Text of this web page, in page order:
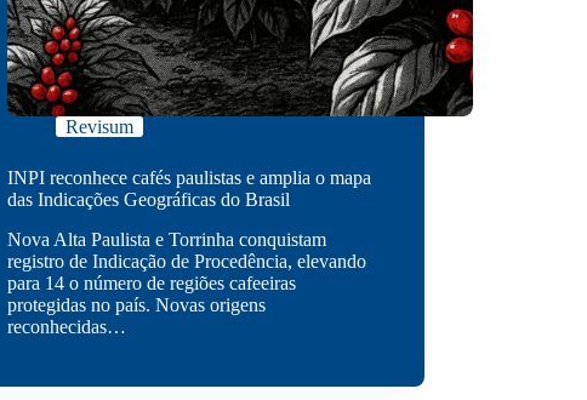
Revisum
INPI reconhece cafés paulistas e amplia o mapa
das Indicações Geográficas do Brasil
Nova Alta Paulista e Torrinha conquistam
registro de Indicação de Procedência, elevando
para 14 o número de regiões cafeeiras
protegidas no país. Novas origens
reconhecidas…